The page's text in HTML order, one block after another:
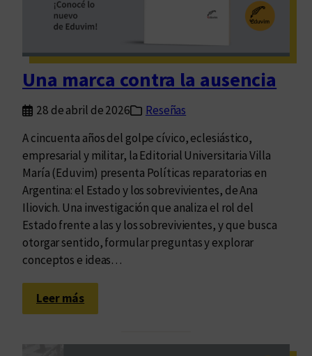
d
a
e
s
n
t
r
á
n
s
i
t
o
Una marca contra la ausencia
28 de abril de 2026
Reseñas
A cincuenta años del golpe cívico, eclesiástico,
empresarial y militar, la Editorial Universitaria Villa
María (Eduvim) presenta Políticas reparatorias en
Argentina: el Estado y los sobrevivientes, de Ana
Iliovich. Una investigación que analiza el rol del
Estado frente a las y los sobrevivientes, y que busca
otorgar sentido, formular preguntas y explorar
conceptos e ideas…
Leer más:
U